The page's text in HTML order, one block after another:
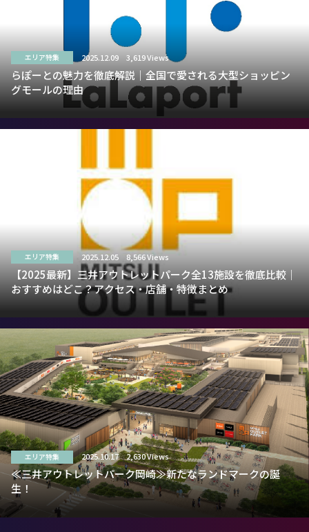
エリア特集 2025.12.09 3,619 Views
らぽーとの魅力を徹底解説｜全国で愛される大型ショッピン
グモールの理由
エリア特集 2025.12.05 8,566 Views
【2025最新】三井アウトレットパーク全13施設を徹底比較｜
おすすめはどこ？アクセス・店舗・特徴まとめ
エリア特集 2025.10.17 2,630 Views
≪三井アウトレットパーク岡崎≫新たなランドマークの誕
生！